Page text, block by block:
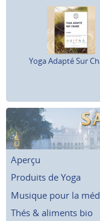
Yoga Adapté Sur
Aperçu
Produits de Yoga
Musique pour la
Thés & aliments bio